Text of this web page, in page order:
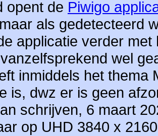
opent de Piwigo
als gedetecteerd
applicatie verder
wel
inmiddels het thema
is, dwz er is geen
schrijven, 6 maart
op UHD 3840 x